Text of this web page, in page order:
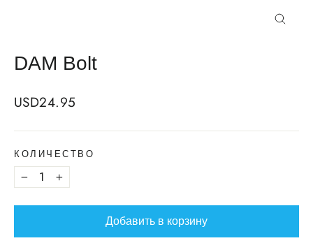
DAM Bolt
Regular
USD24.95
КОЛИЧЕСТВО
− +
Добавить в корзину